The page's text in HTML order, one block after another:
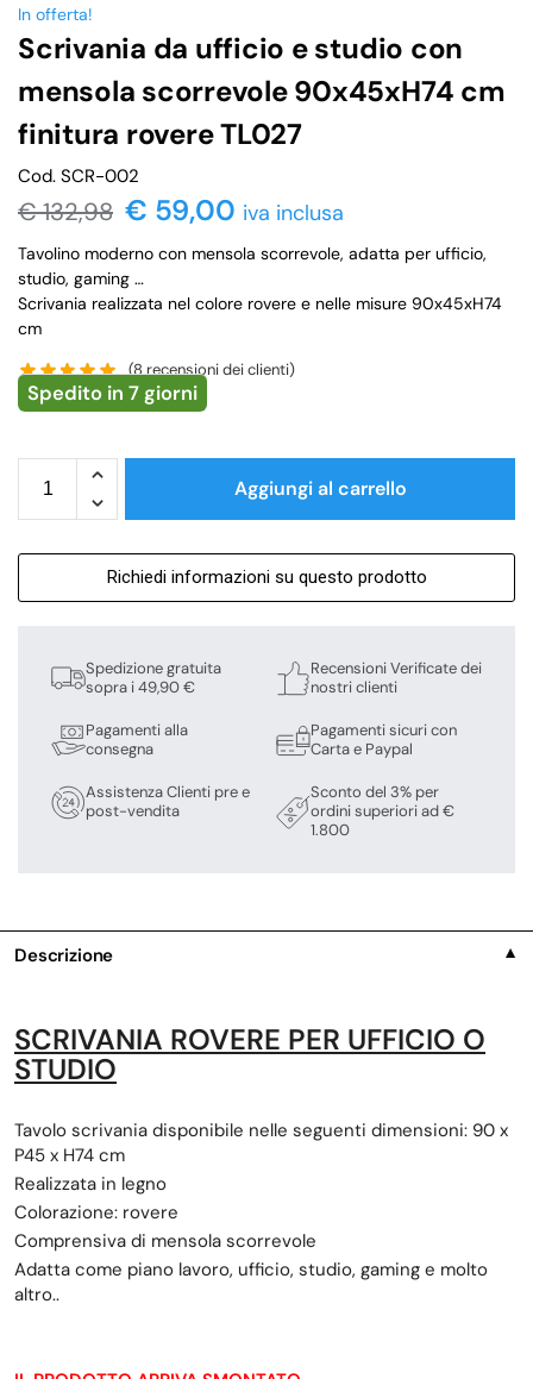
In offerta!
Scrivania da ufficio e studio con
mensola scorrevole 90x45xH74 cm
finitura rovere TL027
Cod. SCR-002
€132,98 € 59,00 iva inclusa
Tavolino moderno con mensola scorrevole, adatta per ufficio,
studio, gaming …
Scrivania realizzata nel colore rovere e nelle misure 90x45xH74
cm
(8recensioni dei clienti)
Spedito in 7 giorni
Aggiungi al carrello
Richiedi informazioni su questo prodotto
Spedizione gratuita
sopra i 49,90 €
Pagamenti alla
consegna
Assistenza Clienti pre e
post-vendita
Recensioni Verificate dei
nostri clienti
Pagamenti sicuri con
Carta e Paypal
Sconto del 3% per
ordini superiori ad €
1.800
Descrizione ▼
SCRIVANIA ROVERE PER UFFICIO O
STUDIO
Tavolo scrivania disponibile nelle seguenti dimensioni: 90 x
P45 x H74 cm
Realizzata in legno
Colorazione: rovere
Comprensiva di mensola scorrevole
Adatta come piano lavoro, ufficio, studio, gaming e molto
altro..